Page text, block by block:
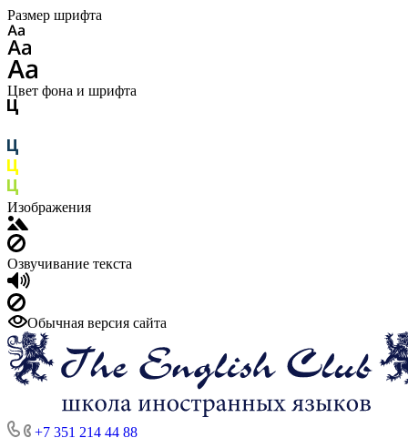
Размер шрифта
Цвет фона и шрифта
Изображения
Озвучивание текста
Обычная версия сайта
+7 351 214 44 88